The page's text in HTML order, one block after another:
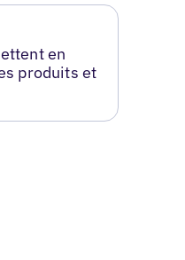
en
produits et